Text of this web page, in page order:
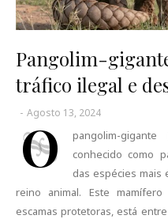
Pangolim-
tráfico ilegal e
- Agosto 13, 2024
O
pangolim-
conhecido como
das espécies mais
reino animal. Este
escamas protetoras, está